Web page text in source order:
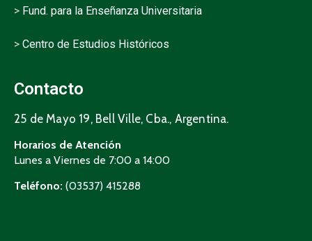
> Fund. para la Enseñanza Universitaria
> Centro de Estudios Históricos
Contacto
25 de Mayo 19, Bell Ville, Cba., Argentina.
Horarios de Atención
Lunes a Viernes de 7:00 a 14:00
Teléfono: (03537) 415288